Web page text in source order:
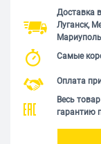
Доставка
Луганск,
Самые
Оплата
Весь
гарантию